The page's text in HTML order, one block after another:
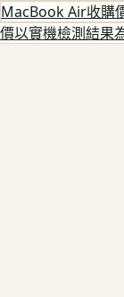
MacBook Air收購
價以實機檢測結果